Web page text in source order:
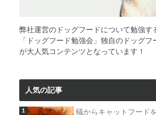
弊社運営のドッグフードについて勉強す
「ドッグフード勉強会」独自のドッグフ
が大人気コンテンツとなっています！
人気の記事
蟻からキャットフード